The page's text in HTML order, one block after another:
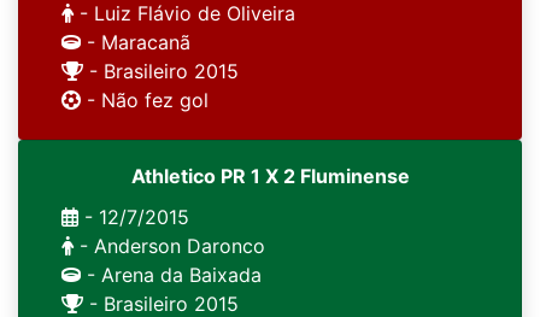
- Luiz Flávio de Oliveira
- Maracanã
- Brasileiro 2015
- Não fez gol
Athletico PR 1 X 2 Fluminense
- 12/7/2015
- Anderson Daronco
- Arena da Baixada
- Brasileiro 2015